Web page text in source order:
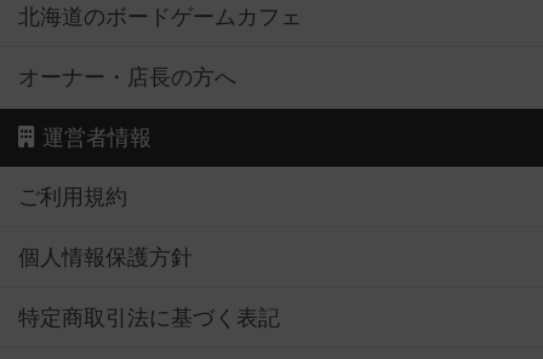
北海道のボードゲームカフェ
オーナー・店長の方へ
運営者情報
ご利用規約
個人情報保護方針
特定商取引法に基づく表記